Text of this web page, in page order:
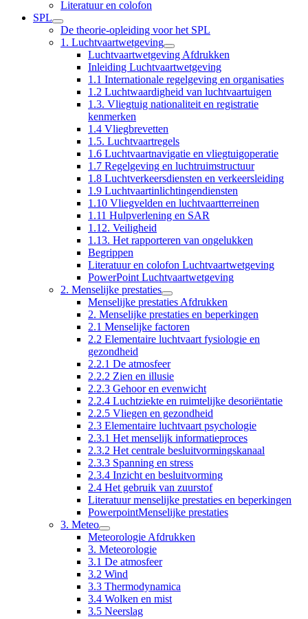
Literatuur en colofon
SPL
De theorie-opleiding voor het SPL
1. Luchtvaartwetgeving
Luchtvaartwetgeving Afdrukken
Inleiding Luchtvaartwetgeving
1.1 Internationale regelgeving en organisaties
1.2 Luchtwaardigheid van luchtvaartuigen
1.3. Vliegtuig nationaliteit en registratie
kenmerken
1.4 Vliegbrevetten
1.5. Luchtvaartregels
1.6 Luchtvaartnavigatie en vliegtuigoperatie
1.7 Regelgeving en luchtruimstructuur
1.8 Luchtverkeersdiensten en verkeersleiding
1.9 Luchtvaartinlichtingendiensten
1.10 Vliegvelden en luchtvaartterreinen
1.11 Hulpverlening en SAR
1.12. Veiligheid
1.13. Het rapporteren van ongelukken
Begrippen
Literatuur en colofon Luchtvaartwetgeving
PowerPoint Luchtvaartwetgeving
2. Menselijke prestaties
Menselijke prestaties Afdrukken
2. Menselijke prestaties en beperkingen
2.1 Menselijke factoren
2.2 Elementaire luchtvaart fysiologie en
gezondheid
2.2.1 De atmosfeer
2.2.2 Zien en illusie
2.2.3 Gehoor en evenwicht
2.2.4 Luchtziekte en ruimtelijke desoriëntatie
2.2.5 Vliegen en gezondheid
2.3 Elementaire luchtvaart psychologie
2.3.1 Het menselijk informatieproces
2.3.2 Het centrale besluitvormingskanaal
2.3.3 Spanning en stress
2.3.4 Inzicht en besluitvorming
2.4 Het gebruik van zuurstof
Literatuur menselijke prestaties en beperkingen
PowerpointMenselijke prestaties
3. Meteo
Meteorologie Afdrukken
3. Meteorologie
3.1 De atmosfeer
3.2 Wind
3.3 Thermodynamica
3.4 Wolken en mist
3.5 Neerslag